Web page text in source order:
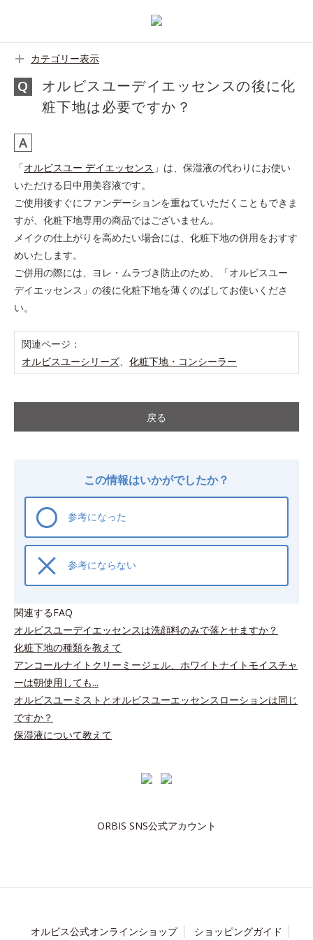
カテゴリー表示
オルビスユーデイエッセンスの後に化
粧下地は必要ですか？
「オルビスユー デイエッセンス 」は、保湿液の代わりにお使い
いただける日中用美容液です。
ご使用後すぐにファンデーションを重ねていただくこともできま
すが、化粧下地専用の商品ではございません。
メイクの仕上がりを高めたい場合には、化粧下地の併用をおすす
めいたします。
ご併用の際には、ヨレ・ムラづき防止のため、「オルビスユー
デイエッセンス」の後に化粧下地を薄くのばしてお使いくださ
い。
関連ページ：
オルビスユーシリーズ、 化粧下地・コンシーラー
戻る
この情報はいかがでしたか？
参考になった
参考にならない
関連するFAQ
オルビスユーデイエッセンスは洗顔料のみで落とせますか？
化粧下地の種類を教えて
アンコールナイトクリーミージェル、ホワイトナイトモイスチャ
ーは朝使用しても...
オルビスユーミストとオルビスユーエッセンスローションは同じ
ですか？
保湿液について教えて
ORBIS SNS公式アカウント
オルビス公式オンラインショップ ショッピングガイド